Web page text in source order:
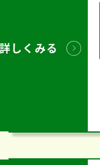
詳しくみる